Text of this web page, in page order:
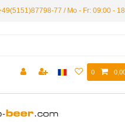
77 / Mo - Fr: 09:00 -
0